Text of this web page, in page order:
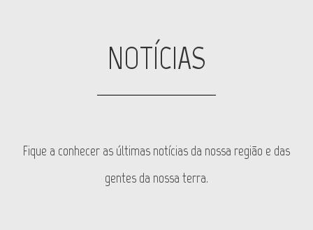
NOTÍCIAS
Fique a conhecer as últimas notícias da nossa região e das
gentes da nossa terra.